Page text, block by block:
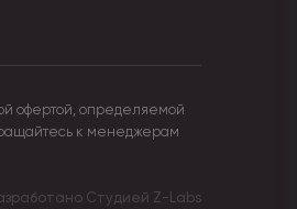
офертой, определяемой
к менеджерам
Студией Z-Labs